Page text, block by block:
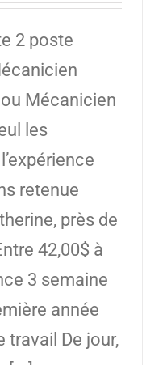
2 poste
Mécanicien
les
retenue
près de
42,00$ à
3 semaine
année
travail De jour,